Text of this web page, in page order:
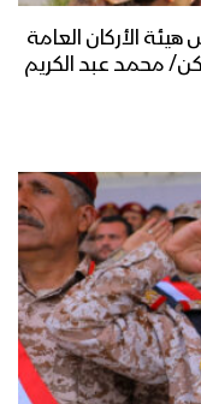
الأركان العامة
محمد عبد الكريم